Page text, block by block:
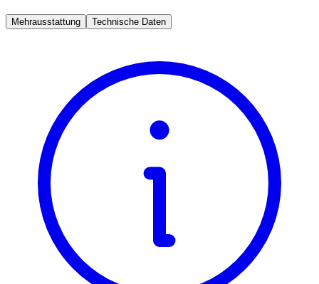
Mehrausstattung Technische Daten